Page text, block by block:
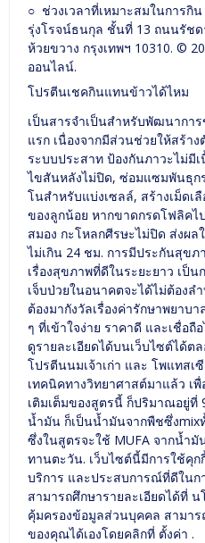
○ ช่วงเวลาที่เหมาะสมในการกิ
รุ่งโรจน์ธนกุล ชั้นที่ 13 ถนนรัชด
ห้วยขวาง กรุงเทพฯ 10310. ©
ออนไลน์.
โปรตีนเชคกินแทนข้าวได้ไหม
เป็นสารจำเป็นสำหรับพัฒนากา
แรก เนื่องจากมีส่วนช่วยให้สร้า
ระบบประสาท ป้องกันภาวะไม่มี
ไขสันหลังไม่ปิด, ซ่อมแซมพันธุก
โนสำหรับแบ่งเซลล์, สร้างเม็ดเ
ของลูกน้อย หากขาดกรดโฟลิคไ
สมอง กะโหลกศีรษะไม่ปิด ส่งผล
ไม่เกิน 24 ชม. การมีประกันสุข
เรื่องสุขภาพที่ดีในระยะยาว เป็
เจ็บป่วยในอนาคตจะได้ไม่ต้องล
ต้องมากังวัลเรื่องค่ารักษาพยาบ
ๆ ที่เข้าใจง่าย ราคาดี และเชื่อ
ดูรายละเอียดได้บนเว็บไซต์ได้ต
โปรตีนนมเจ้าเก่า และ โพแทสเ
เทคนิคทางวิทยาศาสต์มาแล้ว เ
เติมเต็มของสูตรนี้ ก็ปริมาณอยู่ที่
น้ำมัน ก็เป็นน้ำมันจากพืชซึ่งmix
ซึ่งในสูตรจะใช้ MUFA จากน้ำ
ทานตะวัน. เว็บไซต์นี้มีการใช้คุก
บริการ และประสบการณ์ที่ดีใน
สามารถศึกษารายละเอียดได้ที่
คุ้มครองข้อมูลส่วนบุคคล สามาร
ของคุณได้เองโดยคลิกที่ ตั้งค่า .